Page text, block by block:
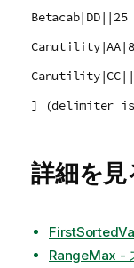
Betacab|DD||25
] (delimiter
詳細を見
RangeMax -